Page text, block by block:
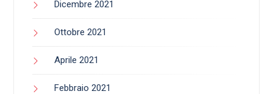
Dicembre 2021
Ottobre 2021
Aprile 2021
Febbraio 2021